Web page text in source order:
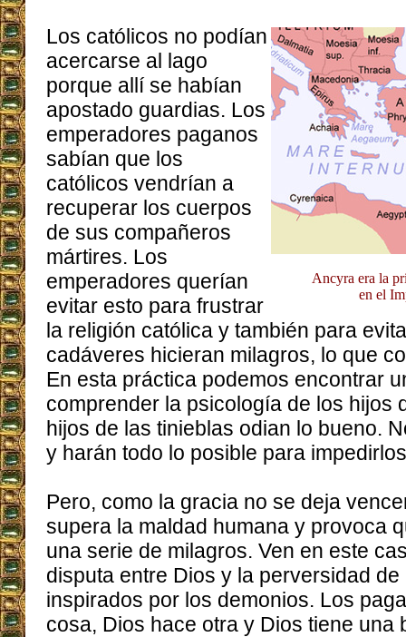
Ancyra era la
en el
Los católicos no podían
acercarse al lago
porque allí se habían
apostado guardias. Los
emperadores paganos
sabían que los
católicos vendrían a
recuperar los cuerpos
de sus compañeros
mártires. Los
emperadores querían
evitar esto para frustrar
la religión católica y también para
cadáveres hicieran milagros, lo que
En esta práctica podemos encontrar
comprender la psicología de los hijos
hijos de las tinieblas odian lo bueno.
y harán todo lo posible para
Pero, como la gracia no se deja
supera la maldad humana y provoca
una serie de milagros. Ven en este
disputa entre Dios y la perversidad
inspirados por los demonios. Los
cosa, Dios hace otra y Dios tiene una